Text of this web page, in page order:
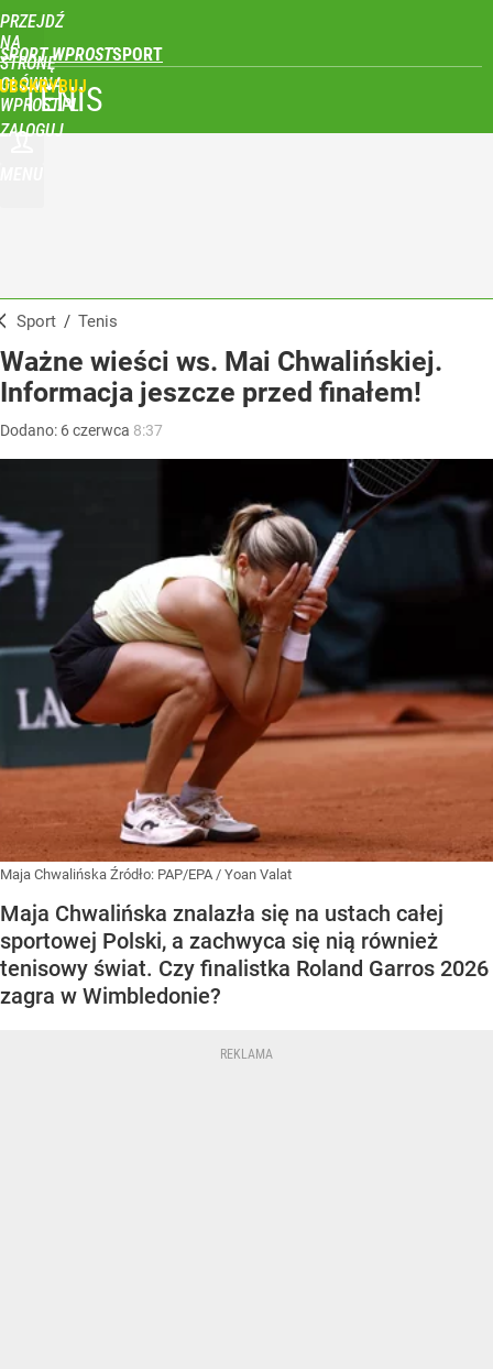
PRZEJDŹ
NA
STRONĘ
GŁÓWNĄ
WPROST.PL
SPORT WPROST
ZALOGUJ
TENIS
Sport / Tenis
Ważne wieści ws. Mai Chwalińskiej.
Informacja jeszcze przed finałem!
Dodano: 6czerwca 8:37
Maja Chwalińska Źródło: PAP/EPA / Yoan Valat
Maja Chwalińska znalazła się na ustach całej
sportowej Polski, a zachwyca się nią również
tenisowy świat. Czy finalistka Roland Garros 2026
zagra w Wimbledonie?